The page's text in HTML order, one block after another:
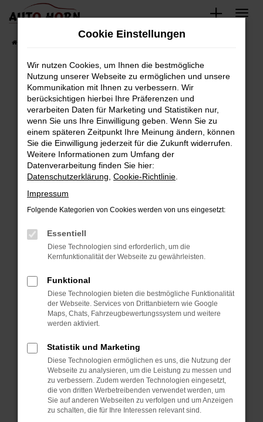
Zum
springen
Fahrzeugbestand
Fehler: Network Error
Beim Laden ist ein Fehler aufgetreten.
Hier sind ein paar Tipps, die dir helfen können:
Überprüfe deine Firewall und deine
Internetverbindung.
Laden andere Webseiten, zum Beispiel deine
Suchmaschine?
Prüfe deine Browsererweiterungen.
können das Laden bestimmter Seiten
verhindern. Funktioniert die Seite in einem
anderen Browser oder in einem privaten
Starte dein Gerät neu.
Das kann manchmal helfen, vorübergehende
Probleme zu beheben.
Betriebssystem auf dem neuesten Stand
sind.
Veraltete Software birgt nicht nur ein
Sicherheitsrisiko, sondern kann auch dazu
führen, dass bestimmte Funktionen nicht mehr
unterstützt werden.
Cookie Einstellungen
Wir nutzen Cookies, um Ihnen die bestmögliche
Nutzung unserer Webseite zu ermöglichen und unsere
Kommunikation mit Ihnen zu verbessern. Wir
berücksichtigen hierbei Ihre Präferenzen und
verarbeiten Daten für Marketing und Statistiken nur,
wenn Sie uns Ihre Einwilligung geben. Wenn Sie zu
einem späteren Zeitpunkt Ihre Meinung ändern, können
Sie die Einwilligung jederzeit für die Zukunft widerrufen.
Weitere Informationen zum Umfang der
Datenverarbeitung finden Sie hier:
Datenschutzerklärung Cookie-Richtlinie
Impressum
Folgende Kategorien von Cookies werden von uns eingesetzt:
Essentiell
Diese Technologien sind erforderlich, um die
Kernfunktionalität der Webseite zu gewährleisten.
Funktional
Diese Technologien bieten die bestmögliche Funktionalität
der Webseite. Services von Drittanbietern wie Google
Maps, Chats, Fahrzeugbewertungssystem und weitere
werden aktiviert.
Statistik und Marketing
Diese Technologien ermöglichen es uns, die Nutzung der
Webseite zu analysieren, um die Leistung zu messen und
zu verbessern. Zudem werden Technologien eingesetzt,
die von dritten Werbetreibenden verwendet werden, um
Sie auf anderen Webseiten zu verfolgen und um Anzeigen
zu schalten, die für Ihre Interessen relevant sind.